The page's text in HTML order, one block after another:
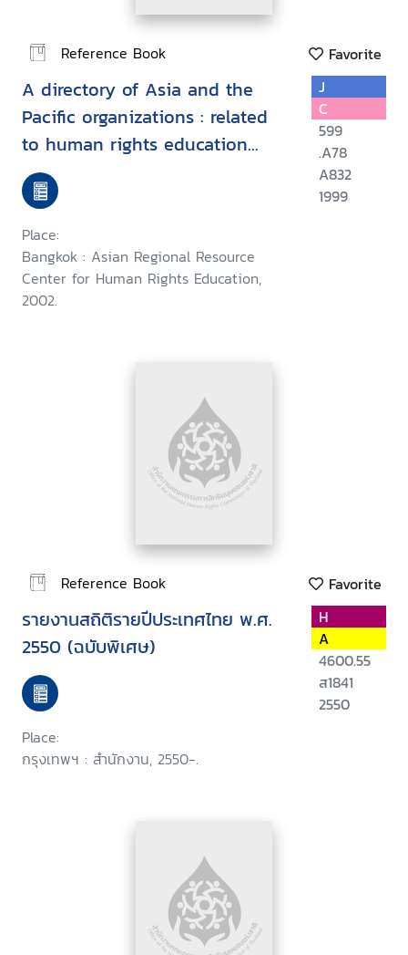
Reference Book Favorite
A directory of Asia and the
Pacific organizations : related
to human rights education
work
Place:
Bangkok : Asian Regional Resource
Center for Human Rights Education,
2002.
J
C
599
.A78
A832
1999
Reference Book Favorite
รายงานสถิติรายปีประเทศไทย พ.ศ.
2550 (ฉบับพิเศษ)
Place:
กรุงเทพฯ : สำนักงาน, 2550-.
H
A
4600.55
ส1841
2550